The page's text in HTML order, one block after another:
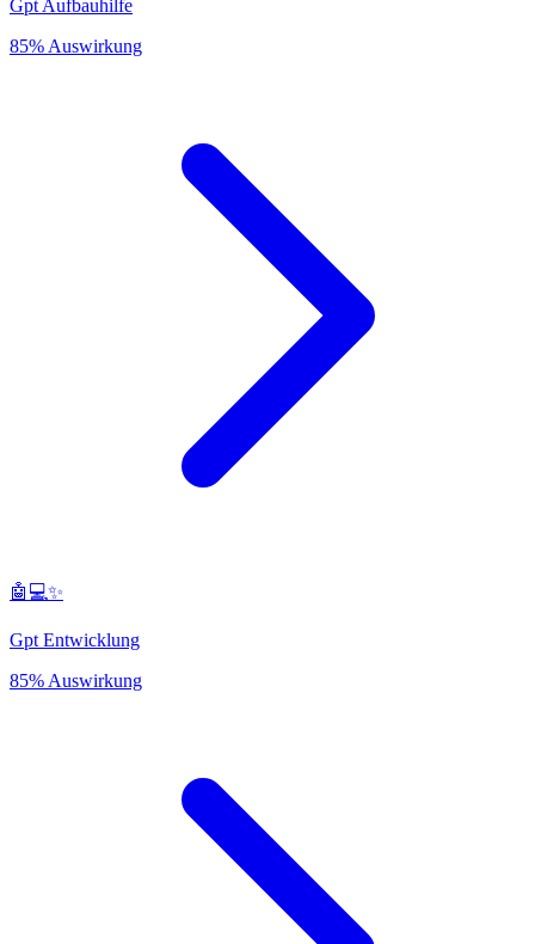
Gpt Aufbauhilfe
85% Auswirkung
🤖💻✨
Gpt Entwicklung
85% Auswirkung